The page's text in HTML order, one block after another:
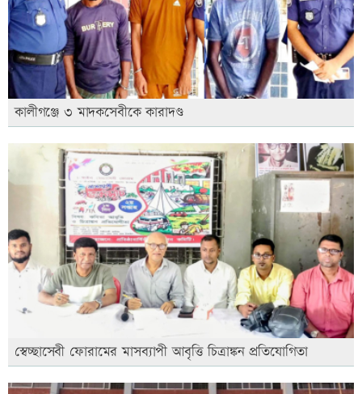
কালীগঞ্জে ৩ মাদকসেবীকে কারাদণ্ড
স্বেচ্ছাসেবী ফোরামের মাসব্যাপী আবৃত্তি চিত্রাঙ্কন প্রতিযোগিতা